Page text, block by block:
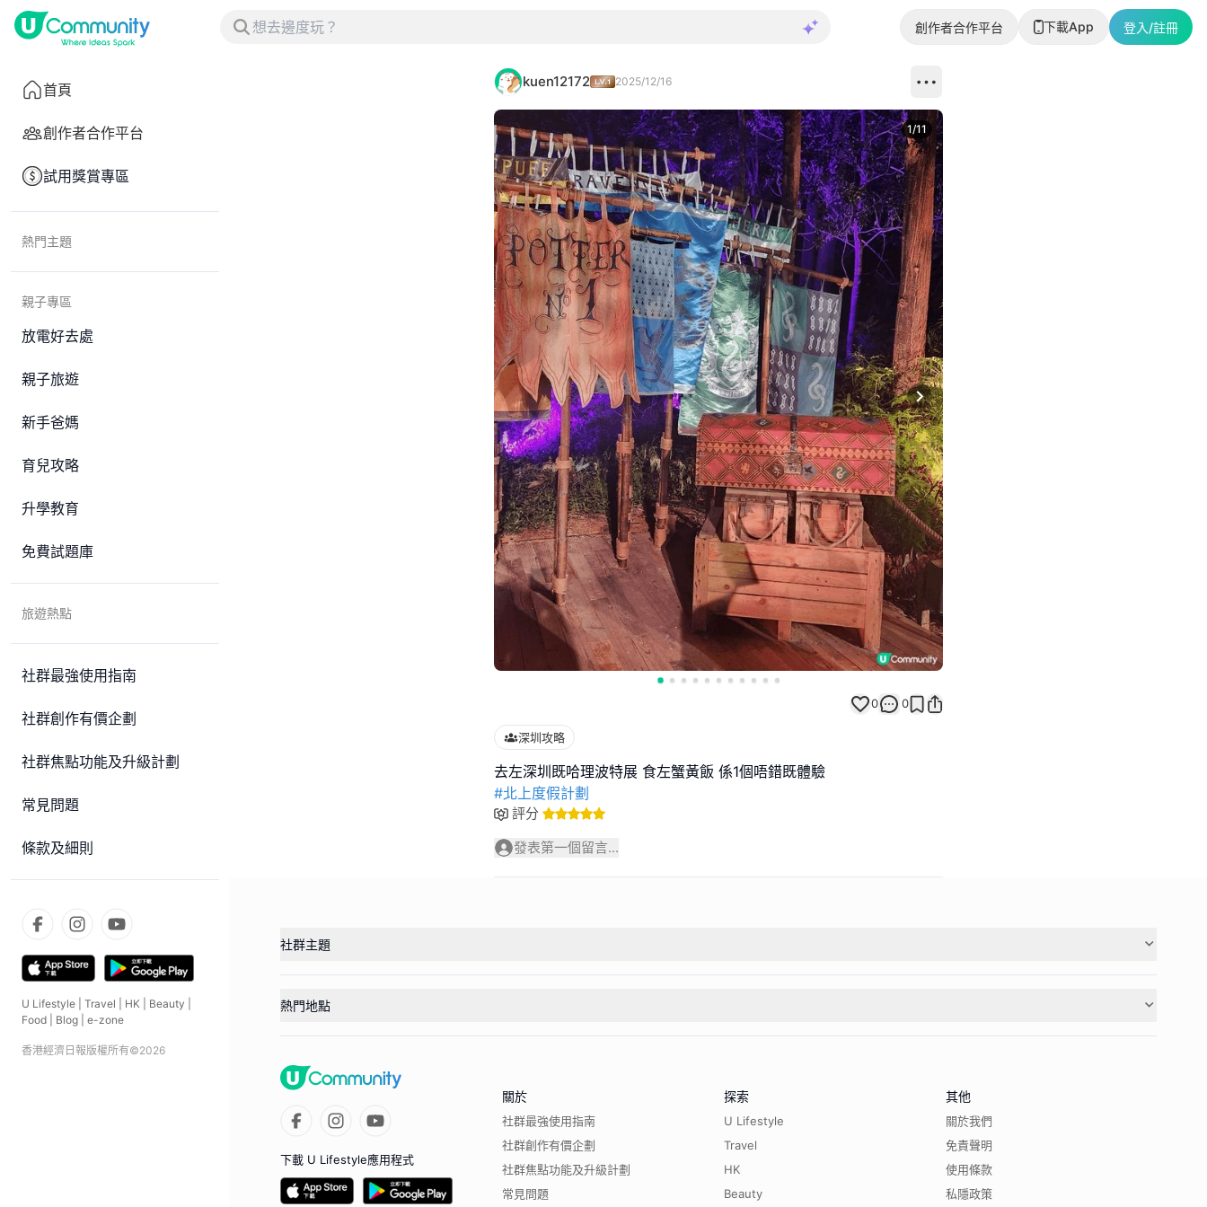
創作者合作平台 下載App 登入/註冊
首頁
創作者合作平台
試用獎賞專區
熱門主題
親子專區
放電好去處
親子旅遊
新手爸媽
育兒攻略
升學教育
免費試題庫
旅遊熱點
社群最強使用指南
社群創作有價企劃
社群焦點功能及升級計劃
常見問題
條款及細則
U Lifestyle Travel HK Beauty
Food
Blog e-zone
香港經濟日報版權所有©2026
kuen12172 2025/12/16
Next slide
1/11
0 0
深圳攻略
#北上度假計劃
評分
發表第一個留言...
社群主題
熱門地點
下載 U Lifestyle應用程式
關於
社群最強使用指南
社群創作有價企劃
社群焦點功能及升級計劃
常見問題
探索
U Lifestyle
Travel
HK
Beauty
其他
關於我們
免責聲明
使用條款
私隱政策